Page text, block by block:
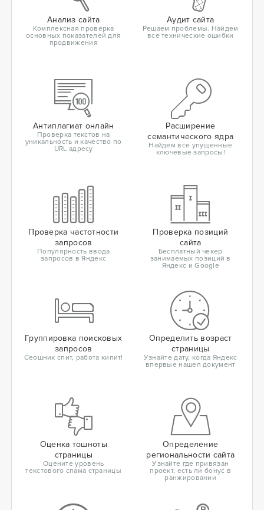
Анализ сайта
Комплексная проверка
основных показателей для
продвижения
Аудит сайта
Решаем проблемы. Найдем
все технические ошибки
Антиплагиат онлайн
Проверка текстов на
уникальность и качество по
URL адресу
Расширение
семантического ядра
Найдем все упущенные
ключевые запросы!
Проверка частотности
запросов
Популярность ввода
запросов в Яндекс
Проверка позиций
сайта
Бесплатный чекер
занимаемых позиций в
Яндекс и Google
Группировка поисковых
запросов
Сеошник спит, работа кипит!
Определить возраст
страницы
Узнайте дату, когда Яндекс
впервые нашел документ
Оценка тошноты
страницы
Оцените уровень
текстового спама страницы
Определение
региональности сайта
Узнайте где привязан
проект, есть ли бонус в
ранжировании